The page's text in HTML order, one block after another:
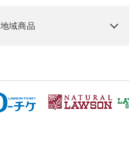
地域商品